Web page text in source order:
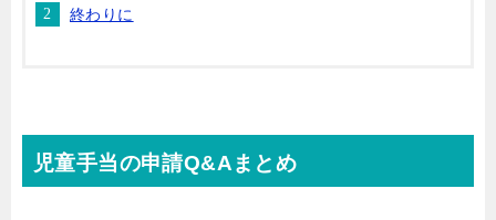
終わりに
児童手当の申請Q&Aまとめ